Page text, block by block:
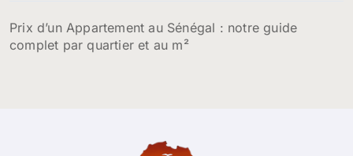
Prix d’un Appartement au Sénégal : notre guide
complet par quartier et au m²